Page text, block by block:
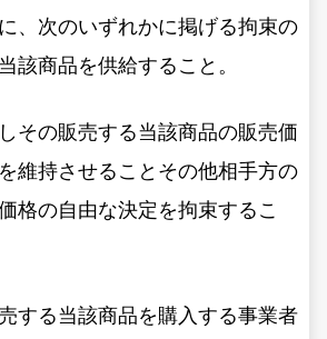
、次のいずれかに掲げる拘束の
該商品を供給すること。
その販売する当該商品の販売価
維持させることその他相手方の
格の自由な決定を拘束するこ
する当該商品を購入する事業者